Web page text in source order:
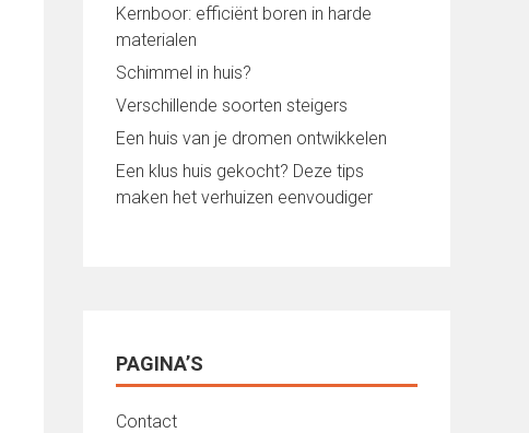
Kernboor: efficiënt boren in harde
materialen
Schimmel in huis?
Verschillende soorten steigers
Een huis van je dromen ontwikkelen
Een klus huis gekocht? Deze tips
maken het verhuizen eenvoudiger
PAGINA’S
Contact